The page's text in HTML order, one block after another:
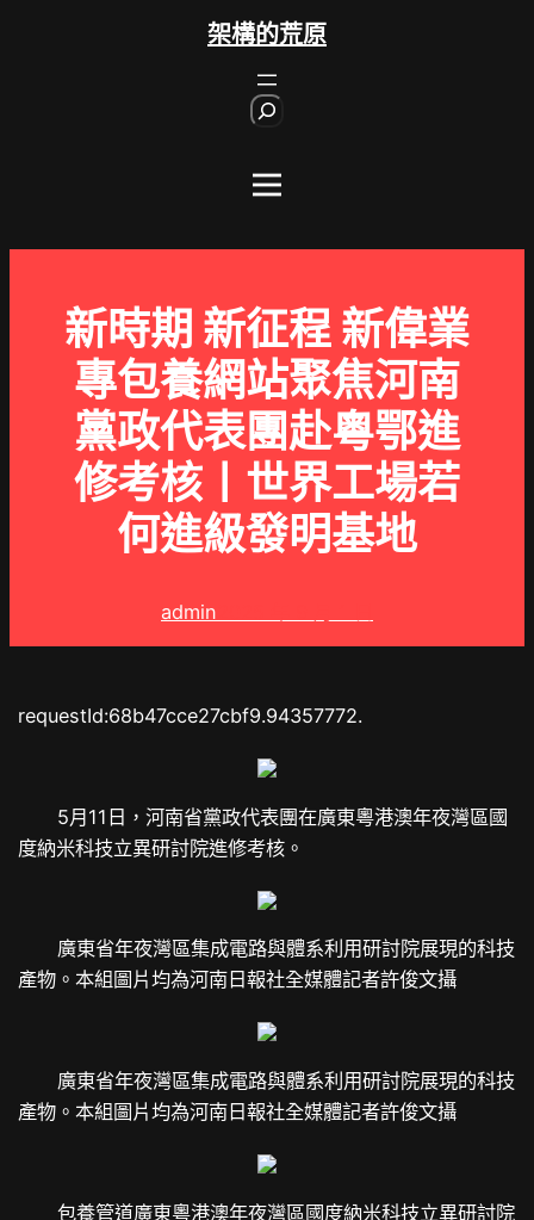
架構的荒原
新時期 新征程 新偉業
專包養網站聚焦河南
黨政代表團赴粵鄂進
修考核丨世界工場若
何進級發明基地
admin
requestId:68b47cce27cbf9.94357772.
5月11日，河南省黨政代表團在廣東粵港澳年夜灣區國
度納米科技立異研討院進修考核。
廣東省年夜灣區集成電路與體系利用研討院展現的科技
產物。本組圖片均為河南日報社全媒體記者許俊文攝
廣東省年夜灣區集成電路與體系利用研討院展現的科技
產物。本組圖片均為河南日報社全媒體記者許俊文攝
包養管道廣東粵港澳年夜灣區國度納米科技立異研討院